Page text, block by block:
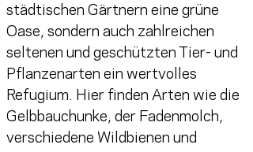
städtischen Gärtnern eine grüne
Oase, sondern auch zahlreichen
seltenen und geschützten Tier- und
Pflanzenarten ein wertvolles
Refugium. Hier finden Arten wie die
Gelbbauchunke, der Fadenmolch,
verschiedene Wildbienen und